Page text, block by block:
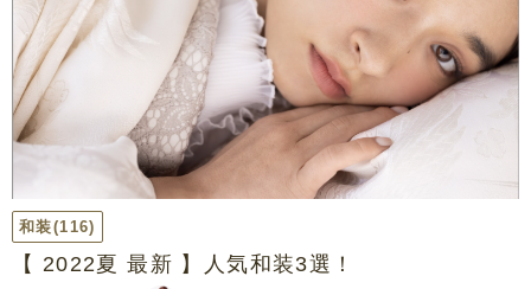
和装(116)
【 2022夏 最新 】人気和装3選！